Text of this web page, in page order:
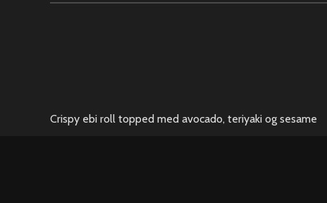
Crispy ebi roll topped med avocado, teriyaki og sesame